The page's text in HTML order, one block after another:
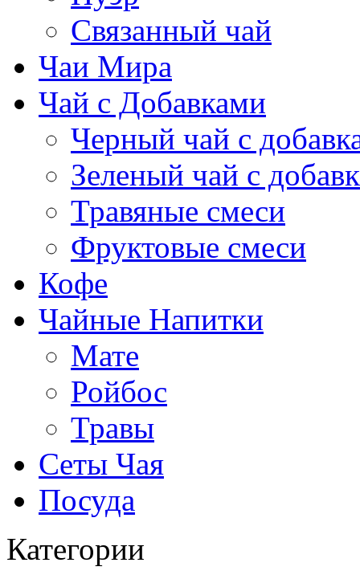
Связанный чай
Чаи Мира
Чай с Добавками
Черный чай с
Зеленый чай с
Травяные смеси
Фруктовые смеси
Кофе
Чайные Напитки
Мате
Ройбос
Травы
Сеты Чая
Посуда
Категории